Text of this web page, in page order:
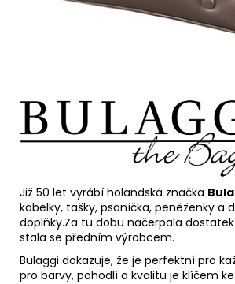
Již 50 let vyrábí holandská značka
kabelky, tašky, psaníčka, peněženky a
doplňky.Za tu dobu načerpala
stala se předním výrobcem.
Bulaggi dokazuje, že je perfektní pro
pro barvy, pohodlí a kvalitu je klíčem